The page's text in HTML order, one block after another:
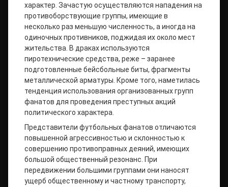
характер. Зачастую осуществляются нападения на
противоборствующие группы, имеющие в
несколько раз меньшую численность, а иногда на
одиночных противников, поджидая их около мест
жительства. В драках используются
пиротехнические средства, реже – заранее
подготовленные бейсбольные биты, фрагменты
металлической арматуры. Кроме того, наметилась
тенденция использования организованных групп
фанатов для проведения преступных акций
политического характера.
Представители футбольных фанатов отличаются
повышенной агрессивностью и склонностью к
совершению противоправных деяний, имеющих
большой общественный резонанс. При
передвижении большими группами они наносят
ущерб общественному и частному транспорту,